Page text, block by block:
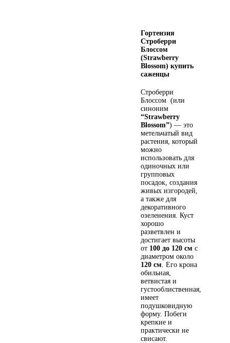
Гортензия
Строберри
Блоссом
(Strawberry
Blossom) купить
саженцы
Строберри
Блоссом (или
синоним
“Strawberry
Blossom”) — это
метельчатый вид
растения, который
можно
использовать для
одиночных или
групповых
посадок, создания
живых изгородей,
а также для
декоративного
озеленения. Куст
хорошо
разветвлен и
достигает высоты
от 100 до 120 см с
диаметром около
120 см . Его крона
обильная,
ветвистая и
густооблиственная,
имеет
подушковидную
форму. Побеги
крепкие и
практически не
свисают.